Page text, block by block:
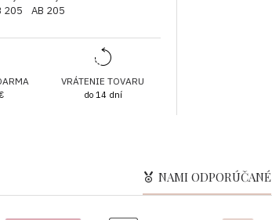
VRÁTENIE TOVARU
do 14 dní
NAMI ODPORÚČANÉ